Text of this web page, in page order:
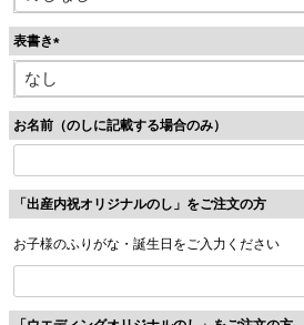
表書き
(
必
お名前（のしに記載する場合のみ）
「出産内祝オリジナルのし」をご注文の方
お子様のふりがな・誕生日をご入力ください